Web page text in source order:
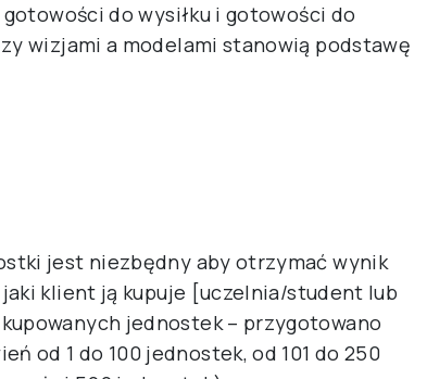
do wysiłku i gotowości do
wizjami a modelami stanowią podstawę
jest niezbędny aby otrzymać wynik
klient ją kupuje [uczelnia/student lub
jednostek – przygotowano
od 1 do 100 jednostek, od 101 do 250